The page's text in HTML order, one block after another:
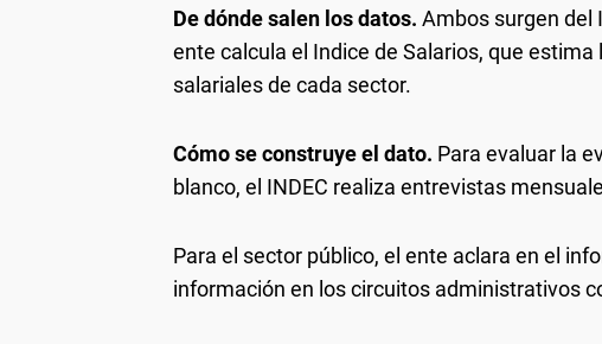
De dónde salen los datos. Ambos surgen del
ente calcula el Indice de Salarios, que
salariales de cada sector.
Cómo se construye el dato. Para evaluar la
blanco, el INDEC realiza entrevistas
Para el sector público, el ente aclara en el
información en los circuitos administrativos